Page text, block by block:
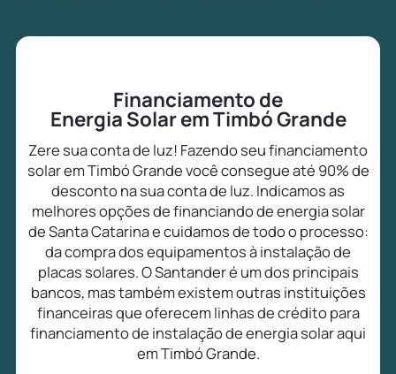
Financiamento de
Energia Solar em Timbó Grande
Zere sua conta de luz! Fazendo seu financiamento
solar em Timbó Grande você consegue até 90% de
desconto na sua conta de luz. Indicamos as
melhores opções de financiando de energia solar
de Santa Catarina e cuidamos de todo o processo:
da compra dos equipamentos à instalação de
placas solares. O Santander é um dos principais
bancos, mas também existem outras instituições
financeiras que oferecem linhas de crédito para
financiamento de instalação de energia solar aqui
em Timbó Grande.